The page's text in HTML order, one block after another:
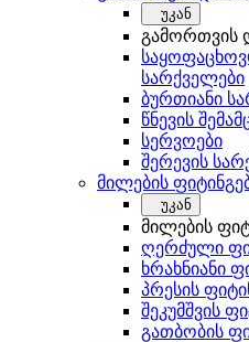
უკან
გამორთვის
სარქველები
ბურთიანი
წნევის
სერვოები
შერევის
მილების
უკან
მილების
ღერძული
ხრახნიანი
პრესის
შეკუმშვის
გათბობის